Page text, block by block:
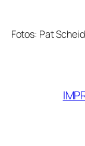
Fotos: Pat